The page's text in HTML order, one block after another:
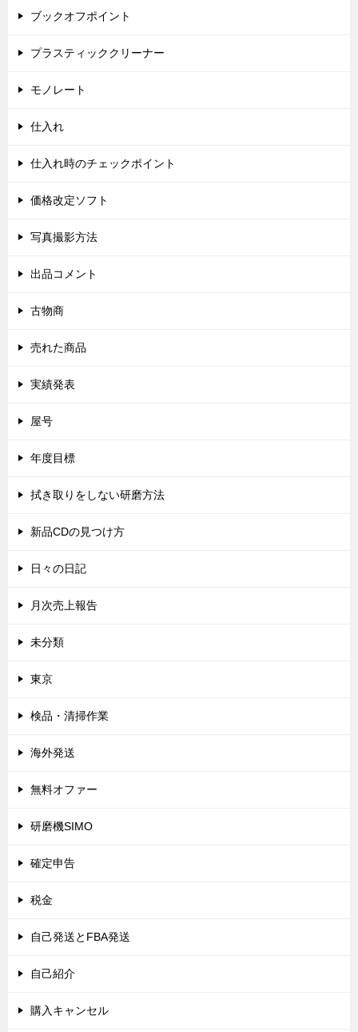
ブックオフポイント
プラスティッククリーナー
モノレート
仕入れ
仕入れ時のチェックポイント
価格改定ソフト
写真撮影方法
出品コメント
古物商
売れた商品
実績発表
屋号
年度目標
拭き取りをしない研磨方法
新品CDの見つけ方
日々の日記
月次売上報告
未分類
東京
検品・清掃作業
海外発送
無料オファー
研磨機SIMO
確定申告
税金
自己発送とFBA発送
自己紹介
購入キャンセル